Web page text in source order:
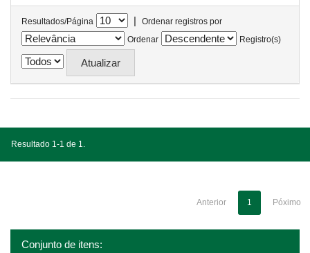
Resultados/Página |
Ordenar registros por
Ordenar
Registro(s)
Resultado 1-1 de 1.
Anterior 1 Póximo
Conjunto de itens: